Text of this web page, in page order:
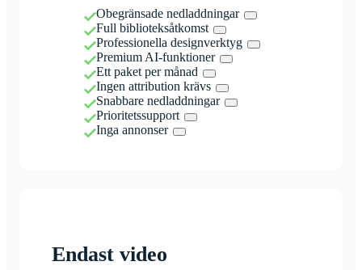
Obegränsade nedladdningar
Full biblioteksåtkomst
Professionella designverktyg
Premium AI-funktioner
Ett paket per månad
Ingen attribution krävs
Snabbare nedladdningar
Prioritetssupport
Inga annonser
Endast video